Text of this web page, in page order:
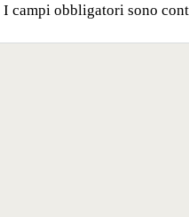
I campi obbligatori sono